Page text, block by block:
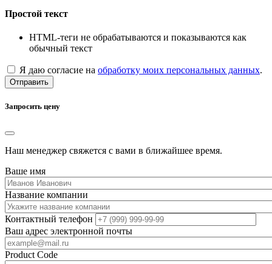
Простой текст
HTML-теги не обрабатываются и показываются как
обычный текст
Я даю согласие на обработку моих персональных данных.
Отправить
Запросить цену
Наш менеджер свяжется с вами в ближайшее время.
Ваше имя
Название компании
Контактный телефон
Ваш адрес электронной почты
Product Code